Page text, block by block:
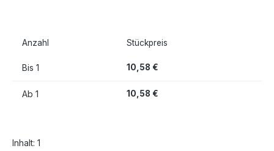
Anzahl Stückpreis
Bis 1 10,58 €
Ab 1 10,58 €
Inhalt: 1